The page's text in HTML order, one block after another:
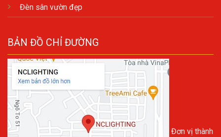
Đèn sân vườn đẹp
BẢN ĐỒ CHỈ ĐƯỜNG
Đơn vị thành